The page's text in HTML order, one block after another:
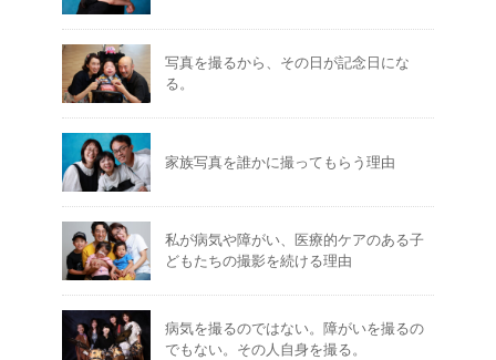
写真を撮るから、その日が記念日にな
る。
家族写真を誰かに撮ってもらう理由
私が病気や障がい、医療的ケアのある子
どもたちの撮影を続ける理由
病気を撮るのではない。障がいを撮るの
でもない。その人自身を撮る。